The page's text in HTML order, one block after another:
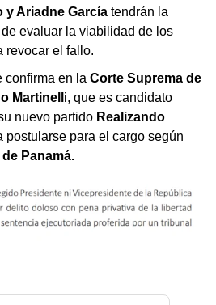
y Ariadne García tendrán la
evaluar la viabilidad de los
revocar el fallo.
confirma en la Corte Suprema de
Martinell i, que es candidato
nuevo partido Realizando
postularse para el cargo según
Panamá.